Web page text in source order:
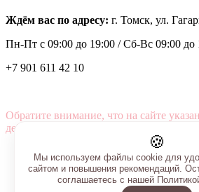
Ждём вас по адресу: г. Томск, ул.
Пн-Пт с 09:00 до 19:00 /Сб-Вс 09:00 до
+7 901 611 42 10
Обратите внимание, что на сайте
действующие при первом заказе от
🍪
Мы используем файлы cookie для
сайтом и повышения рекомендаций.
соглашаетесь с нашей